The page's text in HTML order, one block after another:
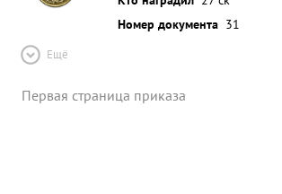
Номер документа 31
Ещё
Первая страница приказа